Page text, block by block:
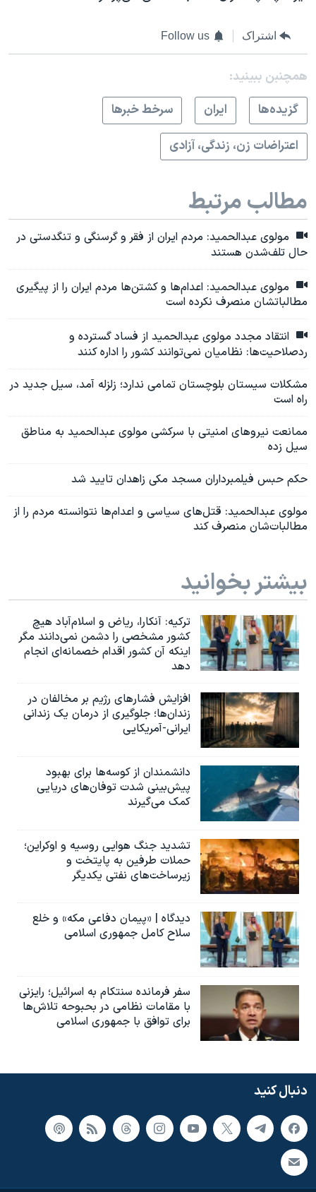
اشتراک Follow us
همچنبن ببینید:
گزيده‌ها
ايران
سرخط خبرها
اعتراضات زن، زندگی، آزادی
مطالب مرتبط
مولوی عبدالحمید: مردم ایران از فقر و گرسنگی و تنگدستی در
حال تلف‌شدن هستند
مولوی عبدالحمید: اعدام‌ها و کشتن‌ها مردم ایران را از پیگیری
مطالباتشان منصرف نکرده است
انتقاد مجدد مولوی عبدالحمید از فساد گسترده و
ردصلاحیت‌ها: نظامیان نمی‌توانند کشور را اداره کنند
مشکلات سیستان بلوچستان تمامی ندارد؛ زلزله آمد، سیل جدید در
راه است
ممانعت نیروهای امنیتی با سرکشی مولوی عبدالحمید به مناطق
سیل زده
حکم حبس فیلمبرداران مسجد مکی زاهدان تایید شد
مولوی عبدالحمید: قتل‌های سیاسی و اعدام‌ها نتوانسته مردم را از
مطالبات‌شان منصرف کند
بیشتر بخوانید
ترکیه: آنکارا، ریاض و اسلام‌آباد هیچ
کشور مشخصی را دشمن نمی‌دانند مگر
اینکه آن کشور اقدام خصمانه‌ای انجام
دهد
افزایش فشارهای رژیم بر مخالفان در
زندان‌ها؛ جلوگیری از درمان یک زندانی
ایرانی-آمریکایی
دانشمندان از کوسه‌ها برای بهبود
پیش‌بینی شدت توفان‌های دریایی
کمک می‌گیرند
تشدید جنگ هوایی روسیه و اوکراین؛
حملات طرفین به پایتخت‌ و
زیرساخت‌های نفتی یکدیگر
دیدگاه | «پیمان دفاعی مکه» و خلع
سلاح کامل جمهوری اسلامی
سفر فرمانده سنتکام به اسرائیل؛ رایزنی
با مقامات نظامی در بحبوحه تلاش‌ها
برای توافق با جمهوری اسلامی
دنبال کنید